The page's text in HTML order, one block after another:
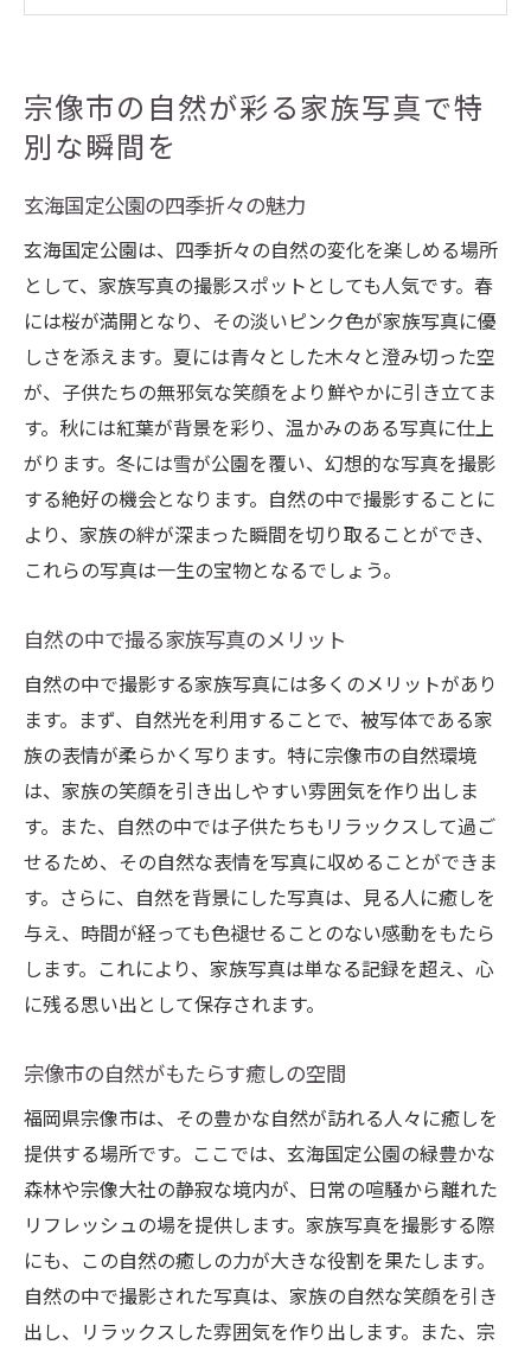
思い出を彩る自然の美しさ
家族写真を宗像市の美しい背景で撮影しよう
宗像市のおすすめ撮影ロケーション
背景選びで変わる写真の印象
プロが教える撮影テクニック
自然を活かした構図の作り方
宗像市ならではの独特の風合い
家族写真に込めるメッセージ
自然光が引き出す家族の笑顔宗像市フォトスタ
ジオ イッセイでの撮影
自然光を活かした撮影のポイント
家族写真における光の重要性
宗像市でのロケーション探し
時間帯による光の変化とその影響
自然光がもたらす柔らかい表情
宗像市の豊かな自然が魅せる家族写真の魅力
背景が引き立てる家族の笑顔
自然が生み出すユニークなシーン
宗像市の自然が持つ神秘性
季節感を取り入れた撮影アイデア
地域特有の自然美を写真に
家族写真が特別な一枚になる理由
玄海国定公園で撮る家族写真が特別な理由
自然環境を活かした撮影プラン
玄海国定公園の絶景ポイント
家族の思い出を作るアクティビティ
自然と触れ合うリラクゼーション効果
家族写真に見る玄海国定公園の魅力
宗像大社の神秘が家族写真をより特別にする
宗像大社の歴史的背景を活かして
宗像市の自然が彩る家族写真で特
別な瞬間を
玄海国定公園の四季折々の魅力
玄海国定公園は、四季折々の自然の変化を楽しめる場所
として、家族写真の撮影スポットとしても人気です。春
には桜が満開となり、その淡いピンク色が家族写真に優
しさを添えます。夏には青々とした木々と澄み切った空
が、子供たちの無邪気な笑顔をより鮮やかに引き立てま
す。秋には紅葉が背景を彩り、温かみのある写真に仕上
がります。冬には雪が公園を覆い、幻想的な写真を撮影
する絶好の機会となります。自然の中で撮影することに
より、家族の絆が深まった瞬間を切り取ることができ、
これらの写真は一生の宝物となるでしょう。
自然の中で撮る家族写真のメリット
自然の中で撮影する家族写真には多くのメリットがあり
ます。まず、自然光を利用することで、被写体である家
族の表情が柔らかく写ります。特に宗像市の自然環境
は、家族の笑顔を引き出しやすい雰囲気を作り出しま
す。また、自然の中では子供たちもリラックスして過ご
せるため、その自然な表情を写真に収めることができま
す。さらに、自然を背景にした写真は、見る人に癒しを
与え、時間が経っても色褪せることのない感動をもたら
します。これにより、家族写真は単なる記録を超え、心
に残る思い出として保存されます。
宗像市の自然がもたらす癒しの空間
福岡県宗像市は、その豊かな自然が訪れる人々に癒しを
提供する場所です。ここでは、玄海国定公園の緑豊かな
森林や宗像大社の静寂な境内が、日常の喧騒から離れた
リフレッシュの場を提供します。家族写真を撮影する際
にも、この自然の癒しの力が大きな役割を果たします。
自然の中で撮影された写真は、家族の自然な笑顔を引き
出し、リラックスした雰囲気を作り出します。また、宗